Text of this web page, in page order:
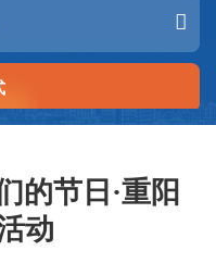
的节日·重阳
动